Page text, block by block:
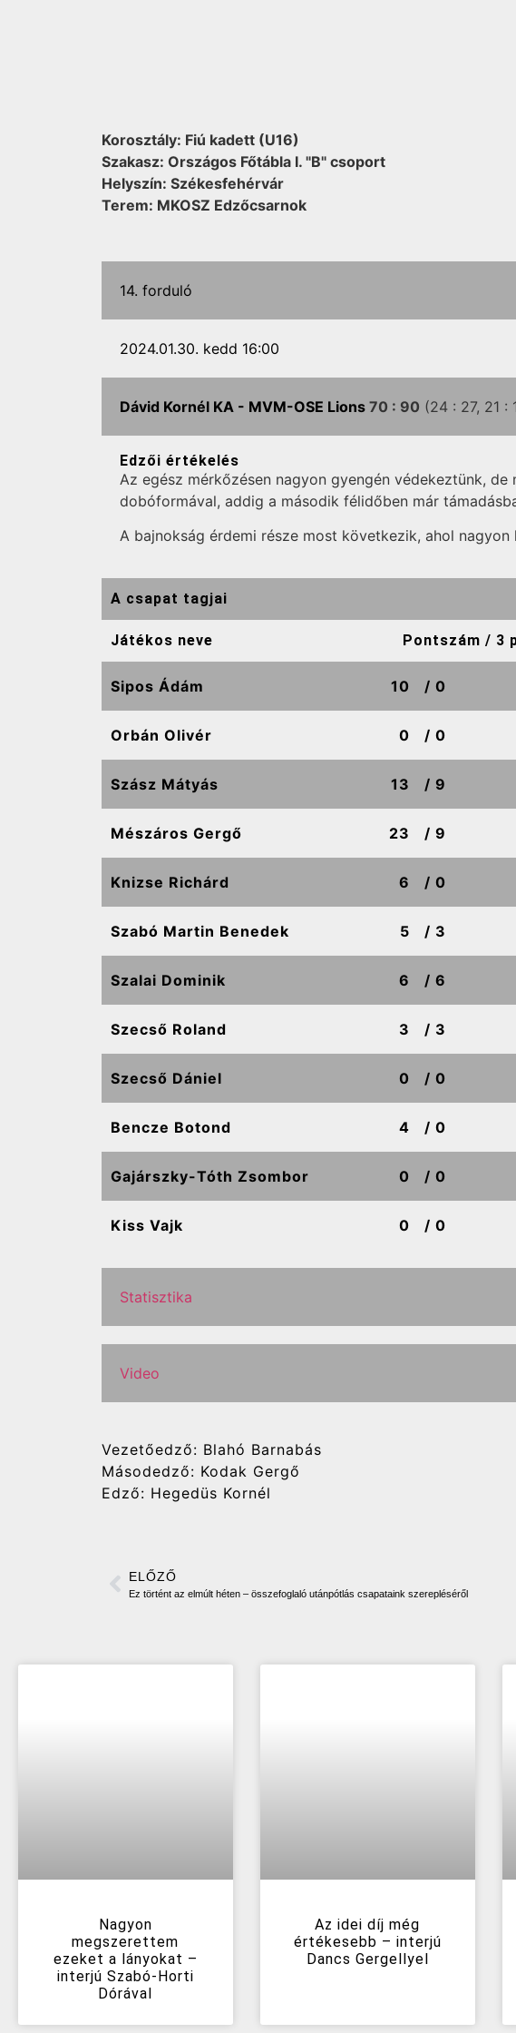
Korosztály: Fiú kadett (U16)
Szakasz: Országos Főtábla I. "B" csoport
Helyszín: Székesfehérvár
Terem: MKOSZ Edzőcsarnok
14. forduló
2024.01.30. kedd 16:00
Dávid Kornél KA - MVM-OSE Lions 70 : 90 (24 : 27, 21 :
Edzői értékelés
Az egész mérkőzésen nagyon gyengén védekeztünk,
dobóformával, addig a második félidőben már
A bajnokság érdemi része most következik, ahol
A csapat tagjai
Játékos neve Pontszám / 3
Sipos Ádám 10 / 0
Orbán Olivér 0 / 0
Szász Mátyás 13 / 9
Mészáros Gergő 23 / 9
Knizse Richárd 6 / 0
Szabó Martin Benedek 5 / 3
Szalai Dominik 6 / 6
Szecső Roland 3 / 3
Szecső Dániel 0 / 0
Bencze Botond 4 / 0
Gajárszky-Tóth Zsombor 0 / 0
Kiss Vajk 0 / 0
Statisztika
Video
Vezetőedző: Blahó Barnabás
Másodedző: Kodak Gergő
Edző: Hegedüs Kornél
ELŐZŐ
Ez történt az elmúlt héten – összefoglaló utánpótlás csapataink szerepléséről
Nagyon
megszerettem
ezeket a lányokat –
interjú Szabó-Horti
Dórával
Az idei díj még
értékesebb – interjú
Dancs Gergellyel